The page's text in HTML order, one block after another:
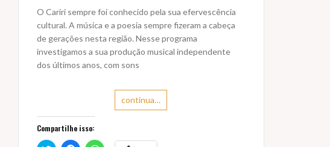
O Cariri sempre foi conhecido pela sua efervescência
cultural. A música e a poesia sempre fizeram a cabeça
de gerações nesta região. Nesse programa
investigamos a sua produção musical independente
dos últimos anos, com sons
continua…
Compartilhe isso: